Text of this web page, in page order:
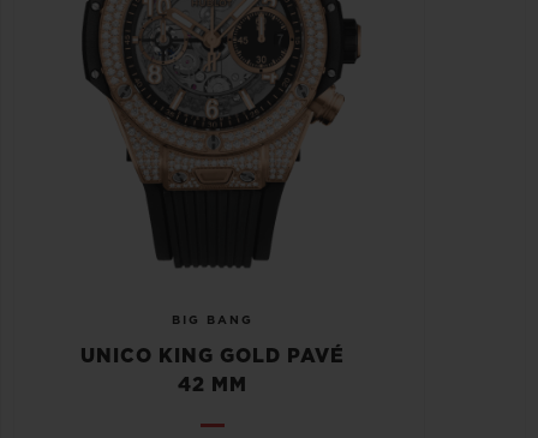
BIG BANG
UNICO KING GOLD PAVÉ
42 MM